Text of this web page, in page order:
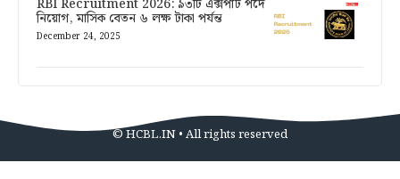
RBI Recruitment 2026: ৯৩টি এক্সপার্ট পদে
নিয়োগ, মাসিক বেতন ৬ লক্ষ টাকা পর্যন্ত
December 24, 2025
© HCBL.IN • All rights reserved